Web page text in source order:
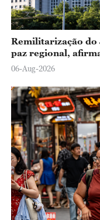
Remilitarização do
paz regional,
06-Aug-2026